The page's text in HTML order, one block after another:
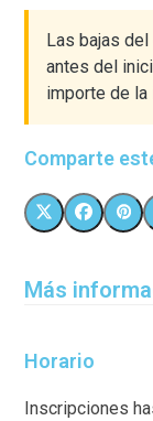
Las bajas
antes del
importe de
Comparte
Más
Horario
Inscripciones